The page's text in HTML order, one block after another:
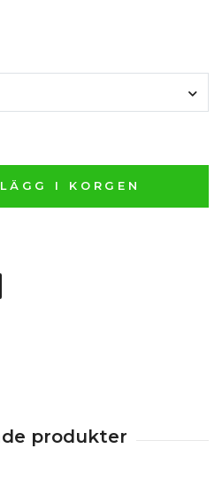
LÄGG I KORGEN